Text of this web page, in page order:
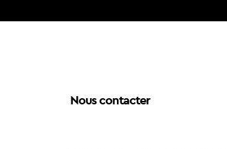
Nous contacter